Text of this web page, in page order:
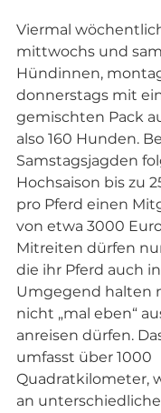
Viermal
mittwochs und
Hündinnen,
donnerstags mit
gemischten Pack
also 160 Hunden.
Samstagsjagden
Hochsaison bis zu
pro Pferd einen
von etwa 3000
Mitreiten dürfen
die ihr Pferd auch
Umgegend halten
nicht „mal eben“
anreisen dürfen.
umfasst über 1000
Quadratkilometer,
an